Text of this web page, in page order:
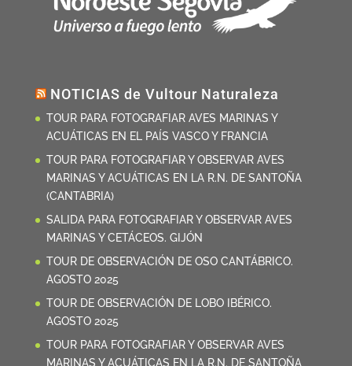
NOTICIAS de Vultour Naturaleza
TOUR PARA FOTOGRAFIAR AVES MARINAS Y
ACUÁTICAS EN EL PAÍS VASCO Y FRANCIA
TOUR PARA FOTOGRAFIAR Y OBSERVAR AVES
MARINAS Y ACUÁTICAS EN LA R.N. DE SANTOÑA
(CANTABRIA)
SALIDA PARA FOTOGRAFIAR Y OBSERVAR AVES
MARINAS Y CETÁCEOS. GIJÓN
TOUR DE OBSERVACIÓN DE OSO CANTÁBRICO.
AGOSTO 2025
TOUR DE OBSERVACIÓN DE LOBO IBÉRICO.
AGOSTO 2025
TOUR PARA FOTOGRAFIAR Y OBSERVAR AVES
MARINAS Y ACUÁTICAS EN LA R.N. DE SANTOÑA